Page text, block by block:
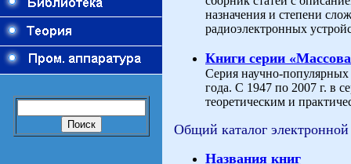
назначения и степени
радиоэлектронных
Книги серии
Серия научно-
года. С 1947 по 2007 г. в
теоретическим и
Общий каталог
Названия книг